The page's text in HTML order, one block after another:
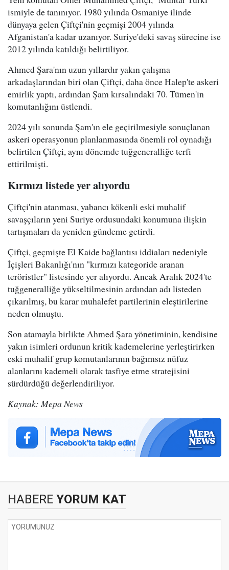
ismiyle de tanınıyor. 1980 yılında Osmaniye ilinde
dünyaya gelen Çiftçi'nin geçmişi 2004 yılında
Afganistan'a kadar uzanıyor. Suriye'deki savaş sürecine ise
2012 yılında katıldığı belirtiliyor.
Ahmed Şara'nın uzun yıllardır yakın çalışma
arkadaşlarından biri olan Çiftçi, daha önce Halep'te askeri
emirlik yaptı, ardından Şam kırsalındaki 70. Tümen'in
komutanlığını üstlendi.
2024 yılı sonunda Şam'ın ele geçirilmesiyle sonuçlanan
askeri operasyonun planlanmasında önemli rol oynadığı
belirtilen Çiftçi, aynı dönemde tuğgeneralliğe terfi
ettirilmişti.
Kırmızı listede yer alıyordu
Çiftçi'nin atanması, yabancı kökenli eski muhalif
savaşçıların yeni Suriye ordusundaki konumuna ilişkin
tartışmaları da yeniden gündeme getirdi.
Çiftçi, geçmişte El Kaide bağlantısı iddiaları nedeniyle
İçişleri Bakanlığı'nın "kırmızı kategoride aranan
teröristler" listesinde yer alıyordu. Ancak Aralık 2024'te
tuğgeneralliğe yükseltilmesinin ardından adı listeden
çıkarılmış, bu karar muhalefet partilerinin eleştirilerine
neden olmuştu.
Son atamayla birlikte Ahmed Şara yönetiminin, kendisine
yakın isimleri ordunun kritik kademelerine yerleştirirken
eski muhalif grup komutanlarının bağımsız nüfuz
alanlarını kademeli olarak tasfiye etme stratejisini
sürdürdüğü değerlendiriliyor.
Kaynak: Mepa News
HABERE YORUM KAT